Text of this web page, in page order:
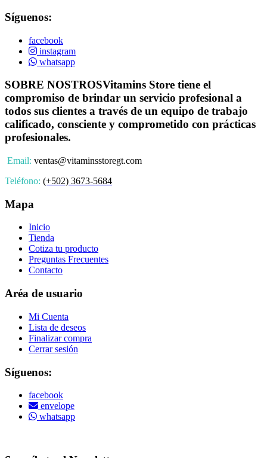
Síguenos:
facebook
instagram
whatsapp
SOBRE NOSTROSVitamins Store tiene el
compromiso de brindar un servicio profesional a
todos sus clientes a través de un equipo de trabajo
calificado, consciente y comprometido con prácticas
profesionales.
Email: ventas@vitaminsstoregt.com
Teléfono: (+502) 3673-5684
Mapa
Inicio
Tienda
Cotiza tu producto
Preguntas Frecuentes
Contacto
Aréa de usuario
Mi Cuenta
Lista de deseos
Finalizar compra
Cerrar sesión
Síguenos:
facebook
envelope
whatsapp